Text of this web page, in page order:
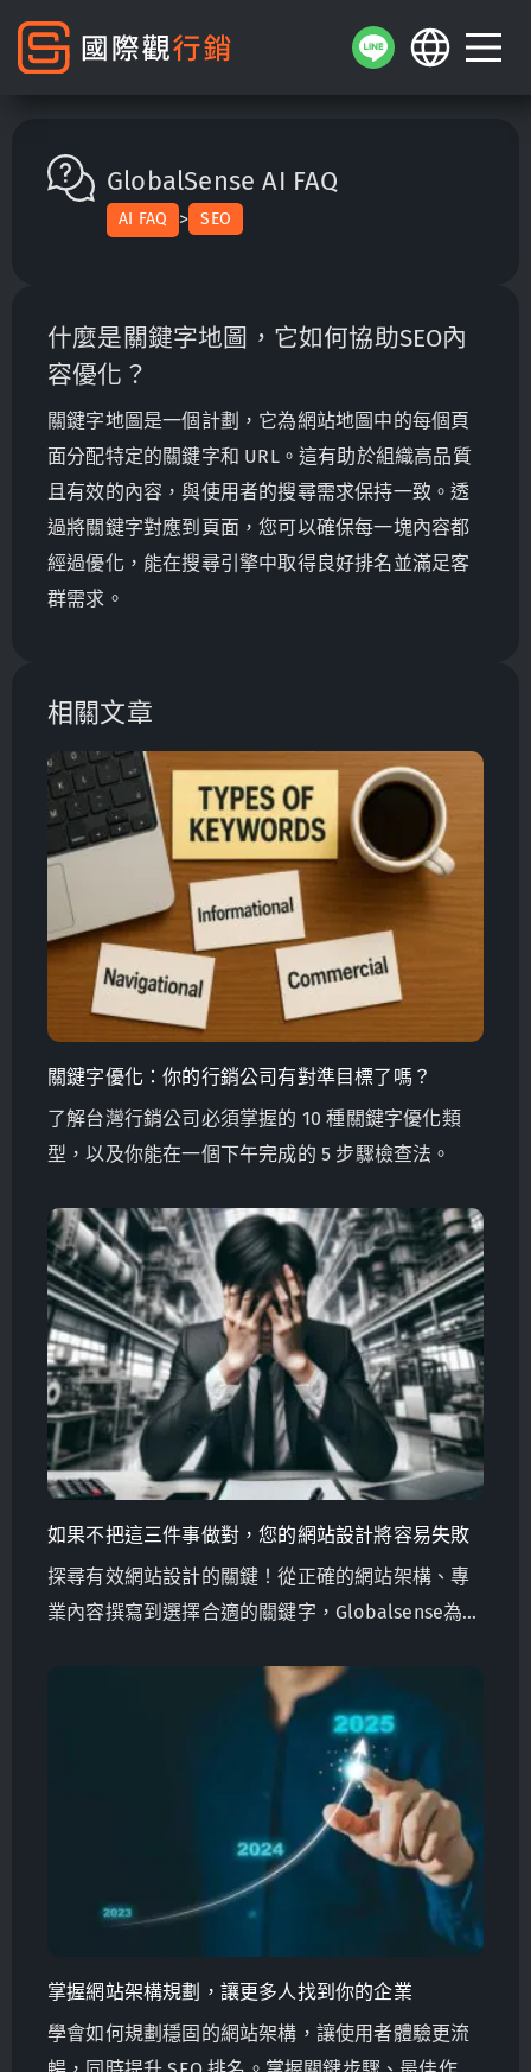
GlobalSense AI FAQ
AI FAQ > SEO
什麼是關鍵字地圖，它如何協助SEO內
容優化？
關鍵字地圖是一個計劃，它為網站地圖中的每個頁
面分配特定的關鍵字和 URL。這有助於組織高品質
且有效的內容，與使用者的搜尋需求保持一致。透
過將關鍵字對應到頁面，您可以確保每一塊內容都
經過優化，能在搜尋引擎中取得良好排名並滿足客
群需求。
相關文章
關鍵字優化：你的行銷公司有對準目標了嗎？
了解台灣行銷公司必須掌握的 10 種關鍵字優化類
型，以及你能在一個下午完成的 5 步驟檢查法。
如果不把這三件事做對，您的網站設計將容易失敗
探尋有效網站設計的關鍵！從正確的網站架構、專
業內容撰寫到選擇合適的關鍵字，Globalsense為台
掌握網站架構規劃，讓更多人找到你的企業
學會如何規劃穩固的網站架構，讓使用者體驗更流